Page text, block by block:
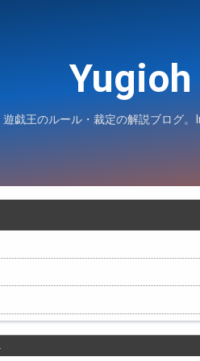
遊戯王のルール・裁定の解説ブログ